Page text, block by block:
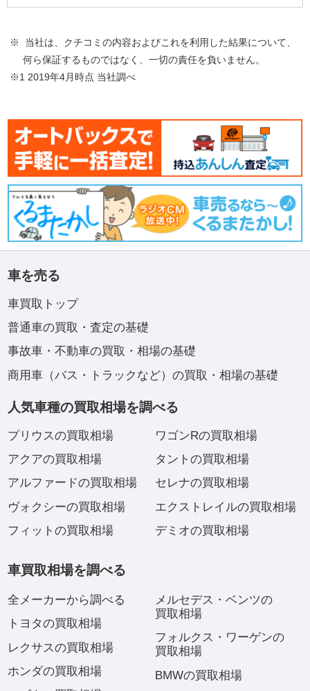
※ 当社は、クチコミの内容およびこれを利用した結果について、
何ら保証するものではなく、一切の責任を負いません。
※1 2019年4月時点 当社調べ
車を売る
車買取トップ
普通車の買取・査定の基礎
事故車・不動車の買取・相場の基礎
商用車（バス・トラックなど）の買取・相場の基礎
人気車種の買取相場を調べる
プリウスの買取相場
アクアの買取相場
アルファードの買取相場
ヴォクシーの買取相場
フィットの買取相場
ワゴンRの買取相場
タントの買取相場
セレナの買取相場
エクストレイルの買取相場
デミオの買取相場
車買取相場を調べる
全メーカーから調べる
トヨタの買取相場
レクサスの買取相場
ホンダの買取相場
メルセデス・ベンツの
買取相場
フォルクス・ワーゲンの
買取相場
BMWの買取相場